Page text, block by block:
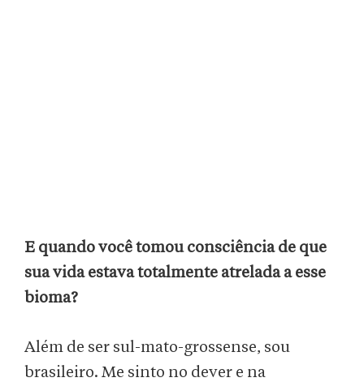
E quando você tomou consciência de que
sua vida estava totalmente atrelada a esse
bioma?
Além de ser sul-mato-grossense, sou
brasileiro. Me sinto no dever e na